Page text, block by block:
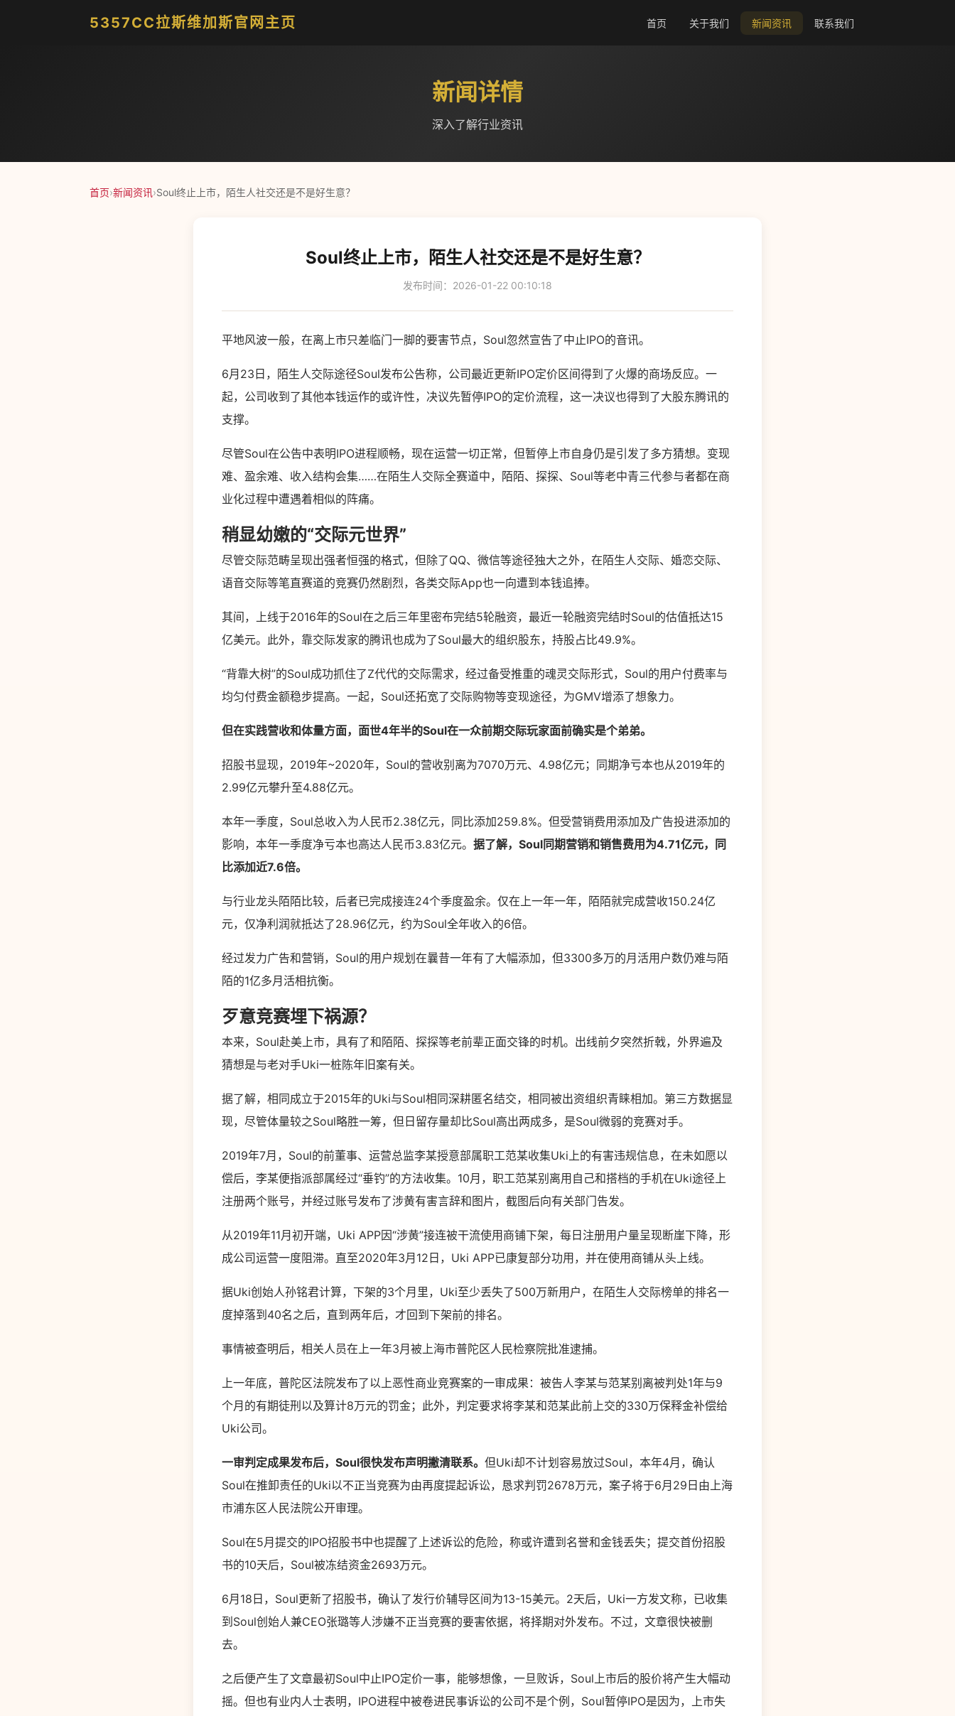
5357CC拉斯维加斯官网主页 首页 关于我们 新闻资讯 联系我们
新闻详情
深入了解行业资讯
首页›新闻资讯›Soul终止上市，陌生人社交还是不是好生意？
Soul终止上市，陌生人社交还是不是好生意？
发布时间：2026-01-22 00:10:18
平地风波一般，在离上市只差临门一脚的要害节点，Soul忽然宣告了中止IPO的音讯。
6月23日，陌生人交际途径Soul发布公告称，公司最近更新IPO定价区间得到了火爆的商场反应。一
起，公司收到了其他本钱运作的或许性，决议先暂停IPO的定价流程，这一决议也得到了大股东腾讯的
支撑。
尽管Soul在公告中表明IPO进程顺畅，现在运营一切正常，但暂停上市自身仍是引发了多方猜想。变现
难、盈余难、收入结构会集……在陌生人交际全赛道中，陌陌、探探、Soul等老中青三代参与者都在商
业化过程中遭遇着相似的阵痛。
稍显幼嫩的“交际元世界”
尽管交际范畴呈现出强者恒强的格式，但除了QQ、微信等途径独大之外，在陌生人交际、婚恋交际、
语音交际等笔直赛道的竞赛仍然剧烈，各类交际App也一向遭到本钱追捧。
其间，上线于2016年的Soul在之后三年里密布完结5轮融资，最近一轮融资完结时Soul的估值抵达15
亿美元。此外，靠交际发家的腾讯也成为了Soul最大的组织股东，持股占比49.9%。
“背靠大树”的Soul成功抓住了Z代代的交际需求，经过备受推重的魂灵交际形式，Soul的用户付费率与
均匀付费金额稳步提高。一起，Soul还拓宽了交际购物等变现途径，为GMV增添了想象力。
但在实践营收和体量方面，面世4年半的Soul在一众前期交际玩家面前确实是个弟弟。
招股书显现，2019年~2020年，Soul的营收别离为7070万元、4.98亿元；同期净亏本也从2019年的
2.99亿元攀升至4.88亿元。
本年一季度，Soul总收入为人民币2.38亿元，同比添加259.8%。但受营销费用添加及广告投进添加的
影响，本年一季度净亏本也高达人民币3.83亿元。 据了解，Soul同期营销和销售费用为4.71亿元，同
比添加近7.6倍。
与行业龙头陌陌比较，后者已完成接连24个季度盈余。仅在上一年一年，陌陌就完成营收150.24亿
元，仅净利润就抵达了28.96亿元，约为Soul全年收入的6倍。
经过发力广告和营销，Soul的用户规划在曩昔一年有了大幅添加，但3300多万的月活用户数仍难与陌
陌的1亿多月活相抗衡。
歹意竞赛埋下祸源？
本来，Soul赴美上市，具有了和陌陌、探探等老前辈正面交锋的时机。出线前夕突然折戟，外界遍及
猜想是与老对手Uki一桩陈年旧案有关。
据了解，相同成立于2015年的Uki与Soul相同深耕匿名结交，相同被出资组织青睐相加。第三方数据显
现，尽管体量较之Soul略胜一筹，但日留存量却比Soul高出两成多，是Soul微弱的竞赛对手。
2019年7月，Soul的前董事、运营总监李某授意部属职工范某收集Uki上的有害违规信息，在未如愿以
偿后，李某便指派部属经过“垂钓”的方法收集。10月，职工范某别离用自己和搭档的手机在Uki途径上
注册两个账号，并经过账号发布了涉黄有害言辞和图片，截图后向有关部门告发。
从2019年11月初开端，Uki APP因“涉黄”接连被干流使用商铺下架，每日注册用户量呈现断崖下降，形
成公司运营一度阻滞。直至2020年3月12日，Uki APP已康复部分功用，并在使用商铺从头上线。
据Uki创始人孙铭君计算，下架的3个月里，Uki至少丢失了500万新用户，在陌生人交际榜单的排名一
度掉落到40名之后，直到两年后，才回到下架前的排名。
事情被查明后，相关人员在上一年3月被上海市普陀区人民检察院批准逮捕。
上一年底，普陀区法院发布了以上恶性商业竞赛案的一审成果：被告人李某与范某别离被判处1年与9
个月的有期徒刑以及算计8万元的罚金；此外，判定要求将李某和范某此前上交的330万保释金补偿给
Uki公司。
一审判定成果发布后，Soul很快发布声明撇清联系。 但Uki却不计划容易放过Soul，本年4月，确认
Soul在推卸责任的Uki以不正当竞赛为由再度提起诉讼，恳求判罚2678万元，案子将于6月29日由上海
市浦东区人民法院公开审理。
Soul在5月提交的IPO招股书中也提醒了上述诉讼的危险，称或许遭到名誉和金钱丢失；提交首份招股
书的10天后，Soul被冻结资金2693万元。
6月18日，Soul更新了招股书，确认了发行价辅导区间为13-15美元。2天后，Uki一方发文称，已收集
到Soul创始人兼CEO张璐等人涉嫌不正当竞赛的要害依据，将择期对外发布。不过，文章很快被删
去。
之后便产生了文章最初Soul中止IPO定价一事，能够想像，一旦败诉，Soul上市后的股价将产生大幅动
摇。但也有业内人士表明，IPO进程中被卷进民事诉讼的公司不是个例，Soul暂停IPO是因为，上市失